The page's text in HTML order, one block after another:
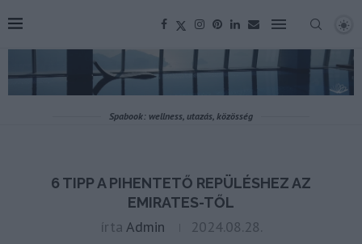
Spabook: wellness, utazás, közösség
6 TIPP A PIHENTETŐ REPÜLÉSHEZ AZ
EMIRATES-TŐL
írta Admin 2024.08.28.